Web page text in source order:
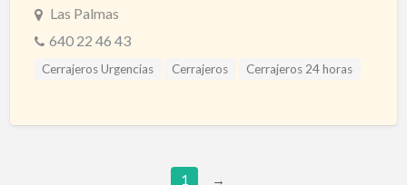
Las Palmas
640 22 46 43
Cerrajeros Urgencias Cerrajeros
Cerrajeros 24 horas
1 →